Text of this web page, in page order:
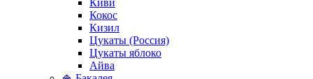
Киви
Кокос
Кизил
Цукаты (Россия)
Цукаты яблоко
Айва